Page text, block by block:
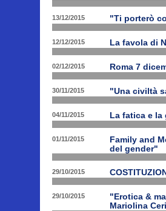
13/12/2015 "Ti porterò
12/12/2015 La favola di
02/12/2015 Roma 7
30/11/2015 "Una civiltà
04/11/2015 La fatica e
01/11/2015
Family and
del gender"
29/10/2015
29/10/2015
"Erotica &
Mariolina